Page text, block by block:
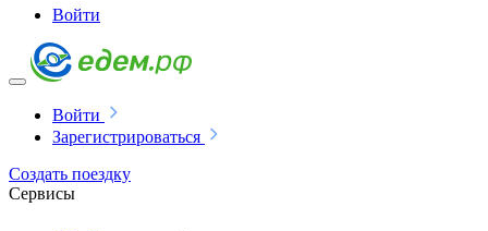
Войти
Войти
Зарегистрироваться
Создать поездку
Сервисы